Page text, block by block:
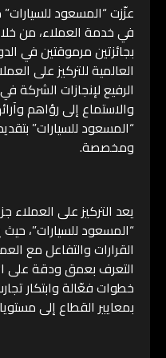
عزّزت “المسعود للسيارات”
في خدمة العملاء، من
بجائزتين مرموقتين في
العالمية للتركيز على
الرفيع لإنجازات الشركة
والاستماع إلى رؤاهم
“المسعود للسيارات”
ومخصصة.
يعد التركيز على العملاء
“المسعود للسيارات”،
القرارات والتفاعل مع
التعرف بعمق ودقة على
خطوات فعّالة وابتكار
بمعايير القطاع إلى